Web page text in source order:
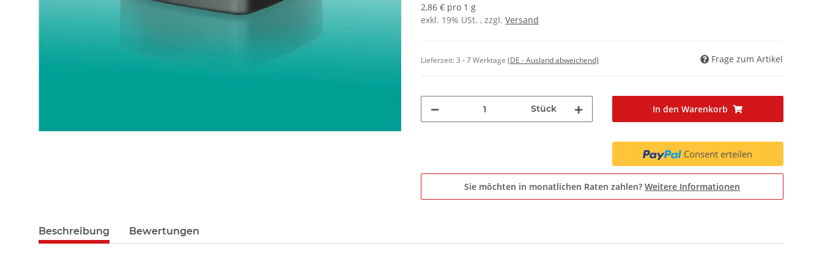
2,86 € pro 1 g
exkl. 19% USt. , zzgl. Versand
Lieferzeit:3 - 7 Werktage (DE - Ausland abweichend) Frage zum Artikel
Stück In den Warenkorb
Consent erteilen
Sie möchten in monatlichen Raten zahlen? Weitere Informationen
Beschreibung Bewertungen